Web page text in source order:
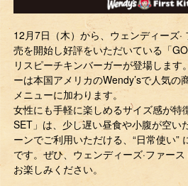
12月7日（木）から、ウェンディーズ·
売を開始し好評をいただいている「
リスピーチキンバーガーが登場しま
ーは本国アメリカのWendy’sで人気の
メニューに加わります。
女性にも手軽に楽しめるサイズ感が特
SET」は、少し遅い昼食や小腹が空い
ーンでご利用いただける、“日常使い”
です。ぜひ、ウェンディーズ·ファー
お楽しみください。